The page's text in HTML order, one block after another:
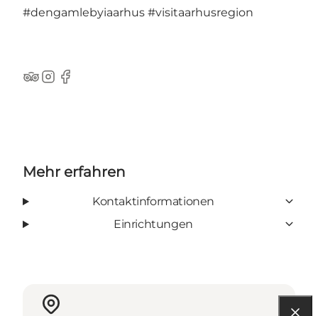
#dengamlebyiaarhus #visitaarhusregion
TripAdvisor
Instagram
Facebook
Mehr erfahren
Kontaktinformationen
Einrichtungen